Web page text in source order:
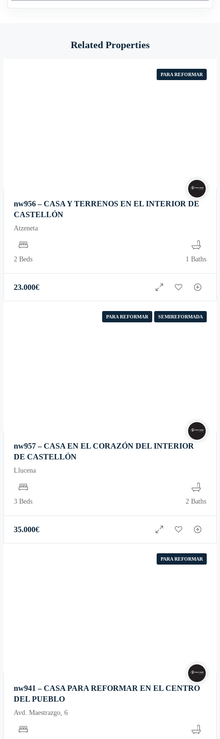
Related Properties
PARA REFORMAR
nw956 – CASA Y TERRENOS EN EL INTERIOR DE
CASTELLÓN
Atzeneta
2 Beds 1 Baths
23.000€
PARA REFORMAR SEMIREFORMADA
nw957 – CASA EN EL CORAZÓN DEL INTERIOR
DE CASTELLÓN
Llucena
3 Beds 2 Baths
35.000€
PARA REFORMAR
nw941 – CASA PARA REFORMAR EN EL CENTRO
DEL PUEBLO
Avd. Maestrazgo, 6